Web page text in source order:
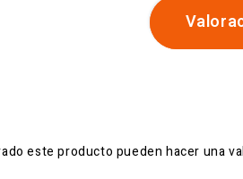
este producto pueden hacer una